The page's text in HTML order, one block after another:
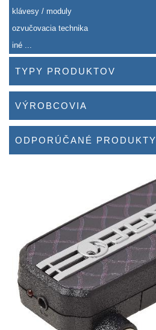
klávesy / moduly
ozvučovacia technika
iné ...
TYPY PRODUKTOV
VÝROBCOVIA
ODPORÚČANÉ PRODUKTY